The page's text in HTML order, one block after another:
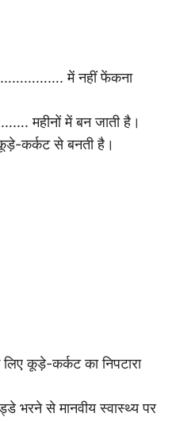
……………. में नहीं फेंकना
महीनों में बन जाती है।
से बनती है।
कूड़े-कर्कट का निपटारा
से मानवीय स्वास्थ्य पर